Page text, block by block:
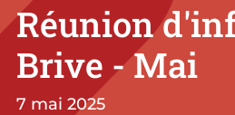
Réunion
Brive - Mai
7 mai 2025